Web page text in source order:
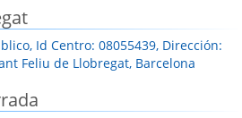
Id Centro: 08055439, Dirección:
Feliu de Llobregat, Barcelona